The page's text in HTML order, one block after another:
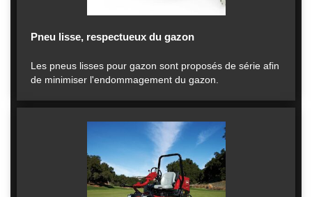
Pneu lisse, respectueux du gazon
Les pneus lisses pour gazon sont proposés de série afin
de minimiser l'endommagement du gazon.